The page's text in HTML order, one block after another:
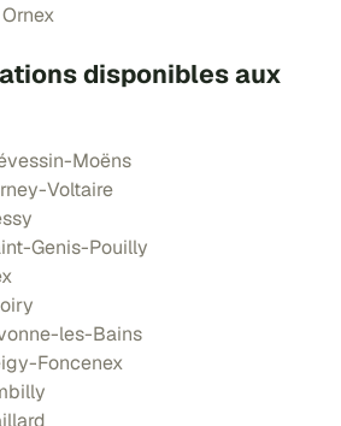
disponibles aux
Moëns
Voltaire
Genis-Pouilly
les-Bains
Foncenex